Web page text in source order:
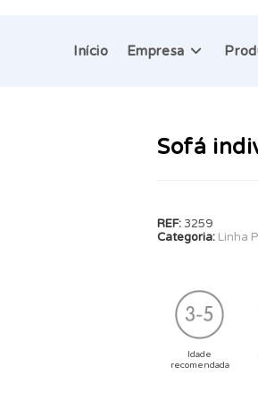
Início Empresa
Sofá
REF:3259
Categoria: Linha
Idade
recomendada